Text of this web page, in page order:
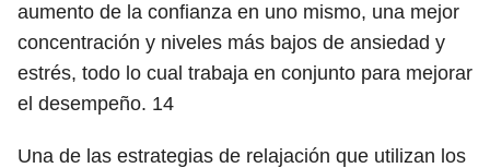
aumento de la confianza en uno mismo, una mejor
concentración y niveles más bajos de ansiedad y
estrés, todo lo cual trabaja en conjunto para mejorar
el desempeño. 14
Una de las estrategias de relajación que utilizan los